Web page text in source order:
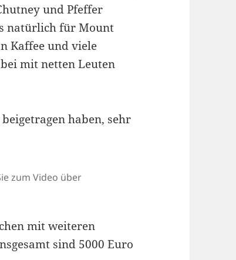
und Pfeffer
natürlich für Mount
Kaffee und viele
mit netten Leuten
haben, sehr
zum Video über
mit weiteren
sind 5000 Euro